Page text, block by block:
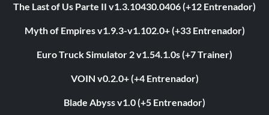
The Last of Us Parte II v1.3.10430.0406 (+12 Entrenador)
Myth of Empires v1.9.3-v1.102.0+ (+33 Entrenador)
Euro Truck Simulator 2 v1.54.1.0s (+7 Trainer)
VOIN v0.2.0+ (+4 Entrenador)
Blade Abyss v1.0 (+5 Entrenador)